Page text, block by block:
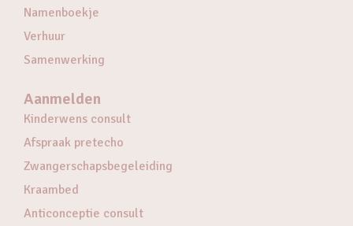
Namenboekje
Verhuur
Samenwerking
Aanmelden
Kinderwens consult
Afspraak pretecho
Zwangerschapsbegeleiding
Kraambed
Anticonceptie consult